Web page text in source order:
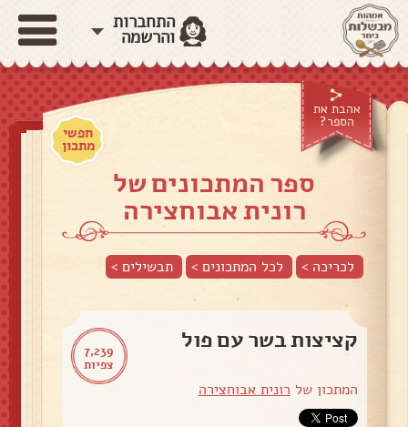
התחברות
והרשמה
אהבת את
הספר?
חפשי
מתכון
ספר המתכונים של
רונית אבוחצירה
לכריכה > לכל המתכונים > תבשילים>
7,239
צפיות
קציצות בשר עם פול
המתכון של רונית אבוחצירה